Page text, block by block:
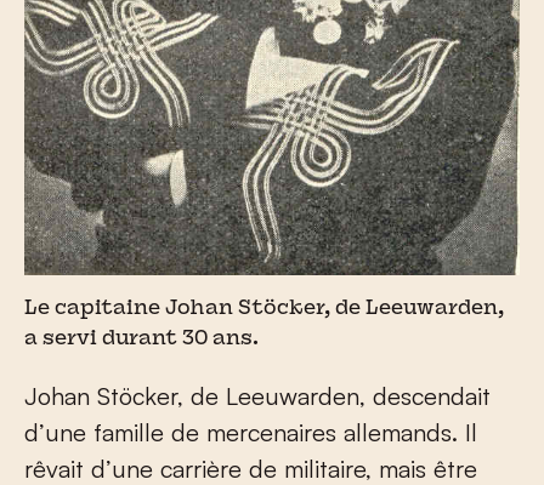
Le capitaine Johan Stöcker, de Leeuwarden,
a servi durant 30 ans.
Johan Stöcker, de Leeuwarden, descendait
d’une famille de mercenaires allemands. Il
rêvait d’une carrière de militaire, mais être